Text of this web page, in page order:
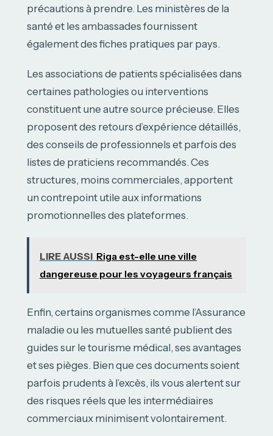
précautions à prendre. Les ministères de la
santé et les ambassades fournissent
également des fiches pratiques par pays.
Les associations de patients spécialisées dans
certaines pathologies ou interventions
constituent une autre source précieuse. Elles
proposent des retours d’expérience détaillés,
des conseils de professionnels et parfois des
listes de praticiens recommandés. Ces
structures, moins commerciales, apportent
un contrepoint utile aux informations
promotionnelles des plateformes.
LIRE AUSSI Riga est-elle une ville
dangereuse pour les voyageurs français
Enfin, certains organismes comme l’Assurance
maladie ou les mutuelles santé publient des
guides sur le tourisme médical, ses avantages
et ses pièges. Bien que ces documents soient
parfois prudents à l’excès, ils vous alertent sur
des risques réels que les intermédiaires
commerciaux minimisent volontairement.